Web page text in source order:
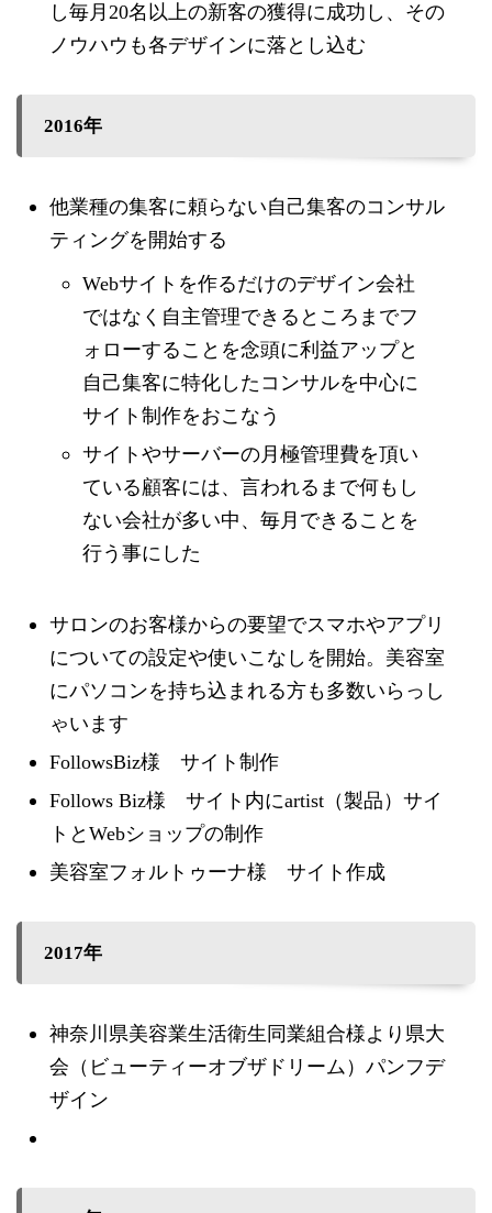
し毎月20名以上の新客の獲得に成功し、その
ノウハウも各デザインに落とし込む
2016年
他業種の集客に頼らない自己集客のコンサル
ティングを開始する
Webサイトを作るだけのデザイン会社
ではなく自主管理できるところまでフ
ォローすることを念頭に利益アップと
自己集客に特化したコンサルを中心に
サイト制作をおこなう
サイトやサーバーの月極管理費を頂い
ている顧客には、言われるまで何もし
ない会社が多い中、毎月できることを
行う事にした
サロンのお客様からの要望でスマホやアプリ
についての設定や使いこなしを開始。美容室
にパソコンを持ち込まれる方も多数いらっし
ゃいます
FollowsBiz様 サイト制作
Follows Biz様 サイト内にartist（製品）サイ
トとWebショップの制作
美容室フォルトゥーナ様 サイト作成
2017年
神奈川県美容業生活衛生同業組合様より県大
会（ビューティーオブザドリーム）パンフデ
ザイン